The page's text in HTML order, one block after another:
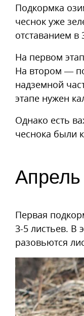
Подкормка
чеснок уже
отставанием в
На первом
На втором —
надземной
этапе нужен
Однако есть
чеснока были
Апрель
Первая
3-5 листьев. В
разовьются